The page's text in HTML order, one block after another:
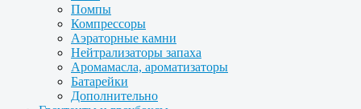
Помпы
Компрессоры
Аэраторные камни
Нейтрализаторы запаха
Аромамасла, ароматизаторы
Батарейки
Дополнительно